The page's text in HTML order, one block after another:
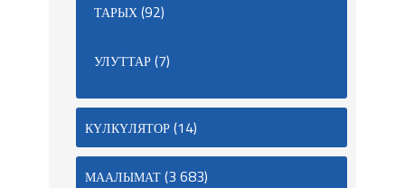
ТАРЫХ(92)
УЛУТТАР(7)
КҮЛКҮЛЯТОР(14)
МААЛЫМАТ(3 683)